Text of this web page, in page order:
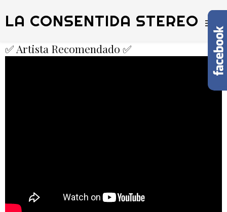
LA CONSENTIDA STEREO
✅ Artista Recomendado ✅